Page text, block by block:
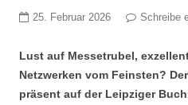
25. Februar 2026 Schreibe
Lust auf Messetrubel,
Netzwerken vom Feinsten?
präsent auf der Leipziger